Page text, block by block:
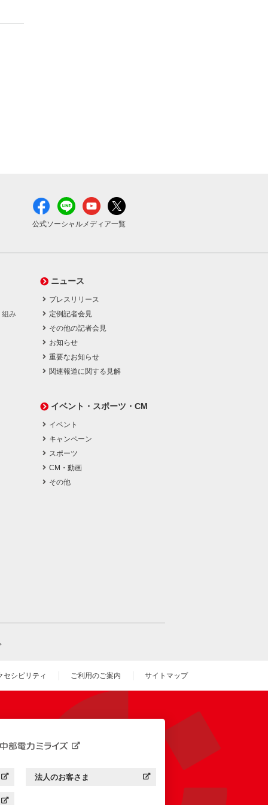
公式ソーシャルメディア一覧
組み
ニュース
プレスリリース
定例記者会見
その他の記者会見
お知らせ
重要なお知らせ
関連報道に関する見解
イベント・スポーツ・CM
イベント
キャンペーン
スポーツ
CM・動画
その他
セシビリティ ご利用のご案内 サイトマップ
中部電力ミライズ：
法人のお客さま
（新しいウィンドウを開きます）